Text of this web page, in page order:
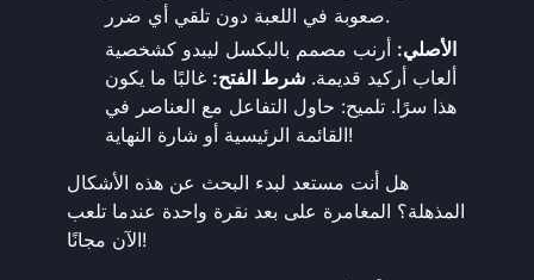
صعوبة في اللعبة دون تلقي أي ضرر.
الأصلي: أرنب مصمم بالبكسل ليبدو كشخصية
ألعاب أركيد قديمة. شرط الفتح: غالبًا ما يكون
هذا سرًا. تلميح: حاول التفاعل مع العناصر في
القائمة الرئيسية أو شارة النهاية!
هل أنت مستعد لبدء البحث عن هذه الأشكال
المذهلة؟ المغامرة على بعد نقرة واحدة عندما تلعب
الآن مجانًا!